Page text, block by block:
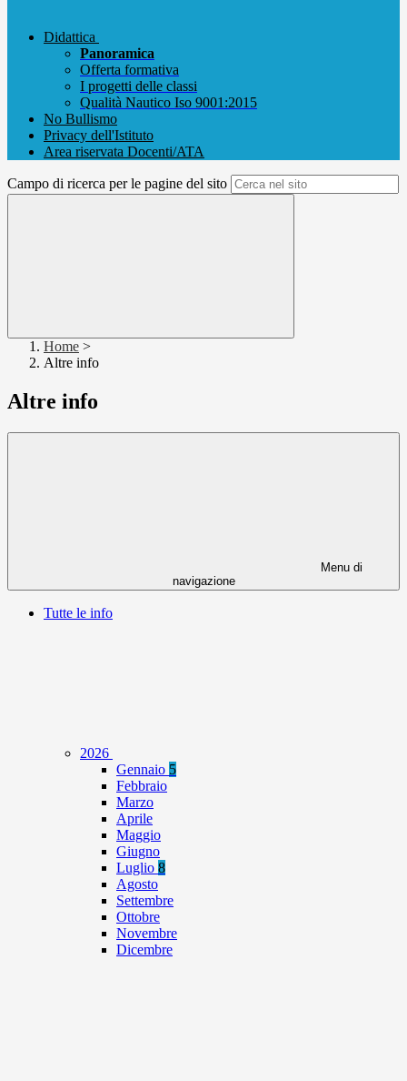
Didattica
Panoramica
Offerta formativa
I progetti delle classi
Qualità Nautico Iso 9001:2015
No Bullismo
Privacy dell'Istituto
Area riservata Docenti/ATA
Campo di ricerca per le pagine del sito
Home >
Altre info
Altre info
Menu di
navigazione
Tutte le info
2026
Gennaio 5
Febbraio
Marzo
Aprile
Maggio
Giugno
Luglio 8
Agosto
Settembre
Ottobre
Novembre
Dicembre